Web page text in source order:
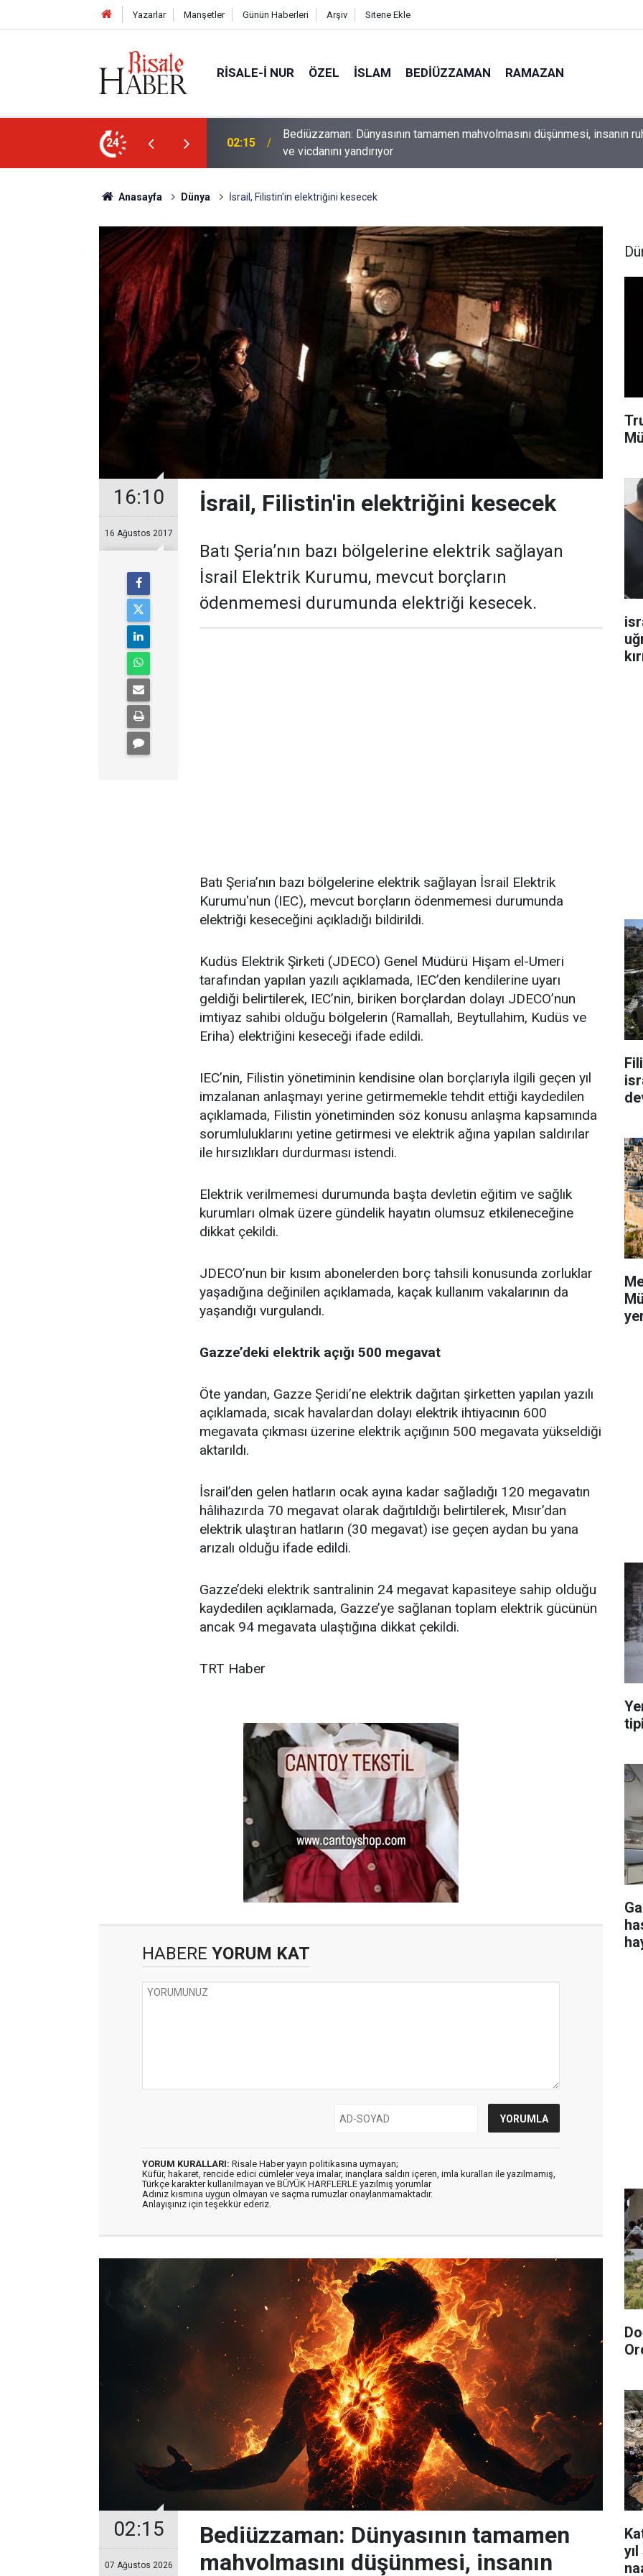
Yazarlar Manşetler Günün Haberleri Arşiv Sitene Ekle
RISALE-I NUR ÖZEL İSLAM BEDIÜZZAMAN RAMAZAN
24
mahvolmasını düşünmesi, insanın ruhunu
01:45 Paçalarını yerde sürünmeyecek şekilde yukarıda tut
Anasayfa Dünya İsrail, Filistin'in elektriğini kesecek
16:10
16 Ağustos 2017
İsrail, Filistin'in elektriğini kesecek
Batı Şeria’nın bazı bölgelerine elektrik sağlayan
İsrail Elektrik Kurumu, mevcut borçların
ödenmemesi durumunda elektriği kesecek.
Batı Şeria’nın bazı bölgelerine elektrik sağlayan İsrail Elektrik
Kurumu'nun (IEC), mevcut borçların ödenmemesi durumunda
elektriği keseceğini açıkladığı bildirildi.
Kudüs Elektrik Şirketi (JDECO) Genel Müdürü Hişam el-Umeri
tarafından yapılan yazılı açıklamada, IEC’den kendilerine uyarı
geldiği belirtilerek, IEC’nin, biriken borçlardan dolayı JDECO’nun
imtiyaz sahibi olduğu bölgelerin (Ramallah, Beytullahim, Kudüs ve
Eriha) elektriğini keseceği ifade edildi.
IEC’nin, Filistin yönetiminin kendisine olan borçlarıyla ilgili geçen yıl
imzalanan anlaşmayı yerine getirmemekle tehdit ettiği kaydedilen
açıklamada, Filistin yönetiminden söz konusu anlaşma kapsamında
sorumluluklarını yetine getirmesi ve elektrik ağına yapılan saldırılar
ile hırsızlıkları durdurması istendi.
Elektrik verilmemesi durumunda başta devletin eğitim ve sağlık
kurumları olmak üzere gündelik hayatın olumsuz etkileneceğine
dikkat çekildi.
JDECO’nun bir kısım abonelerden borç tahsili konusunda zorluklar
yaşadığına değinilen açıklamada, kaçak kullanım vakalarının da
yaşandığı vurgulandı.
Gazze’deki elektrik açığı 500 megavat
Öte yandan, Gazze Şeridi’ne elektrik dağıtan şirketten yapılan yazılı
açıklamada, sıcak havalardan dolayı elektrik ihtiyacının 600
megavata çıkması üzerine elektrik açığının 500 megavata yükseldiği
aktarıldı.
İsrail’den gelen hatların ocak ayına kadar sağladığı 120 megavatın
hâlihazırda 70 megavat olarak dağıtıldığı belirtilerek, Mısır’dan
elektrik ulaştıran hatların (30 megavat) ise geçen aydan bu yana
arızalı olduğu ifade edildi.
Gazze’deki elektrik santralinin 24 megavat kapasiteye sahip olduğu
kaydedilen açıklamada, Gazze’ye sağlanan toplam elektrik gücünün
ancak 94 megavata ulaştığına dikkat çekildi.
TRT Haber
HABERE YORUM KAT
YORUM KURALLARI: Risale Haber yayın politikasına uymayan;
Küfür, hakaret, rencide edici cümleler veya imalar, inançlara saldırı içeren, imla kuralları ile yazılmamış,
Türkçe karakter kullanılmayan ve BÜYÜK HARFLERLE yazılmış yorumlar
Adınız kısmına uygun olmayan ve saçma rumuzlar onaylanmamaktadır.
Anlayışınız için teşekkür ederiz.
02:15
07 Ağustos 2026
Bediüzzaman: Dünyasının tamamen
mahvolmasını düşünmesi, insanın